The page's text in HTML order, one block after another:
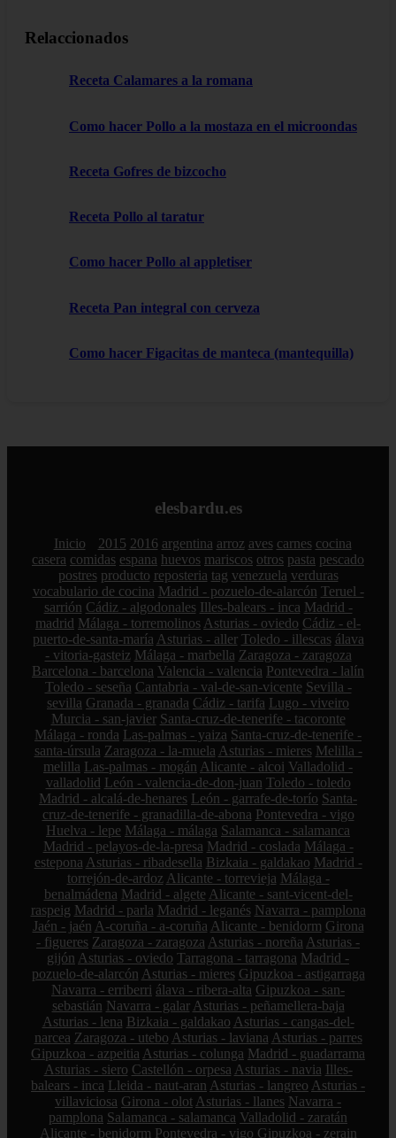
Relaccionados
Receta Calamares a la romana
Como hacer Pollo a la mostaza en el microondas
Receta Gofres de bizcocho
Receta Pollo al taratur
Como hacer Pollo al appletiser
Receta Pan integral con cerveza
Como hacer Figacitas de manteca (mantequilla)
elesbardu.es
Inicio 2015 2016 argentina arroz aves carnes cocina
casera comidas espana huevos mariscos otros pasta pescado
postres producto reposteria tag venezuela verduras
vocabulario de cocina Madrid - pozuelo-de-alarcón Teruel -
sarrión Cádiz - algodonales Illes-balears - inca Madrid -
madrid Málaga - torremolinos Asturias - oviedo Cádiz - el-
puerto-de-santa-maría Asturias - aller Toledo - illescas álava
- vitoria-gasteiz Málaga - marbella Zaragoza - zaragoza
Barcelona - barcelona Valencia - valencia Pontevedra - lalín
Toledo - seseña Cantabria - val-de-san-vicente Sevilla -
sevilla Granada - granada Cádiz - tarifa Lugo - viveiro
Murcia - san-javier Santa-cruz-de-tenerife - tacoronte
Málaga - ronda Las-palmas - yaiza Santa-cruz-de-tenerife -
santa-úrsula Zaragoza - la-muela Asturias - mieres Melilla -
melilla Las-palmas - mogán Alicante - alcoi Valladolid -
valladolid León - valencia-de-don-juan Toledo - toledo
Madrid - alcalá-de-henares León - garrafe-de-torío Santa-
cruz-de-tenerife - granadilla-de-abona Pontevedra - vigo
Huelva - lepe Málaga - málaga Salamanca - salamanca
Madrid - pelayos-de-la-presa Madrid - coslada Málaga -
estepona Asturias - ribadesella Bizkaia - galdakao Madrid -
torrejón-de-ardoz Alicante - torrevieja Málaga -
benalmádena Madrid - algete Alicante - sant-vicent-del-
raspeig Madrid - parla Madrid - leganés Navarra - pamplona
Jaén - jaén A-coruña - a-coruña Alicante - benidorm Girona
- figueres Zaragoza - zaragoza Asturias - noreña Asturias -
gijón Asturias - oviedo Tarragona - tarragona Madrid -
pozuelo-de-alarcón Asturias - mieres Gipuzkoa - astigarraga
Navarra - erriberri álava - ribera-alta Gipuzkoa - san-
sebastián Navarra - galar Asturias - peñamellera-baja
Asturias - lena Bizkaia - galdakao Asturias - cangas-del-
narcea Zaragoza - utebo Asturias - laviana Asturias - parres
Gipuzkoa - azpeitia Asturias - colunga Madrid - guadarrama
Asturias - siero Castellón - orpesa Asturias - navia Illes-
balears - inca Lleida - naut-aran Asturias - langreo Asturias -
villaviciosa Girona - olot Asturias - llanes Navarra -
pamplona Salamanca - salamanca Valladolid - zaratán
Alicante - benidorm Pontevedra - vigo Gipuzkoa - zerain